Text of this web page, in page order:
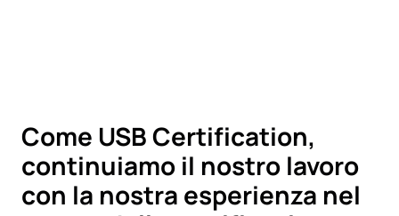
Come USB Certification,
continuiamo il nostro lavoro
con la nostra esperienza nel